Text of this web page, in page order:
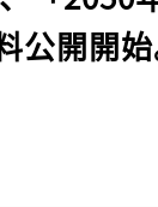
公開開